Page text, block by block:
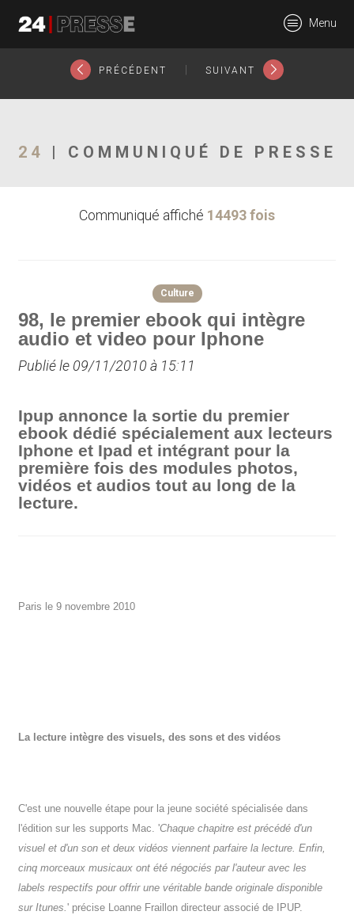
24Presse -
Communiqués de
Menu
PRÉCÉDENT SUIVANT
24 | COMMUNIQUÉ DE PRESSE
Communiqué affiché 14493 fois
Culture
98, le premier ebook qui intègre
audio et video pour Iphone
Publié le 09/11/2010 à 15:11
Ipup annonce la sortie du premier
ebook dédié spécialement aux lecteurs
Iphone et Ipad et intégrant pour la
première fois des modules photos,
vidéos et audios tout au long de la
lecture.
Paris le 9 novembre 2010
La lecture intègre des visuels, des sons et des vidéos
C'est une nouvelle étape pour la jeune société spécialisée dans
l'édition sur les supports Mac. 'Chaque chapitre est précédé d'un
visuel et d'un son et deux vidéos viennent parfaire la lecture. Enfin,
cinq morceaux musicaux ont été négociés par l'auteur avec les
labels respectifs pour offrir une véritable bande originale disponible
sur Itunes.' précise Loanne Fraillon directeur associé de IPUP.